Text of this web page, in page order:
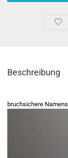
Beschreibung
bruchsichere